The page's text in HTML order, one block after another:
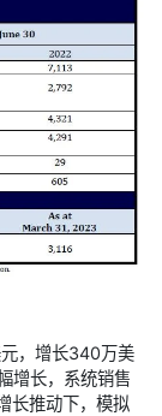
，增长340万美
增长，系统销售
长推动下，模拟